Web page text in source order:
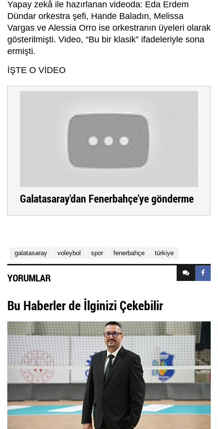
Yapay zekâ ile hazırlanan videoda: Eda Erdem
Dündar orkestra şefi, Hande Baladın, Melissa
Vargas ve Alessia Orro ise orkestranın üyeleri olarak
gösterilmişti. Video, “Bu bir klasik” ifadeleriyle sona
ermişti.
İŞTE O VİDEO
Galatasaray'dan Fenerbahçe'ye gönderme
galatasaray voleybol spor fenerbahçe türkiye
YORUMLAR
Bu Haberler de İlginizi Çekebilir